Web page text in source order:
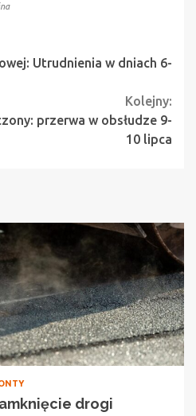
Utrudnienia w dniach 6-
Kolejny:
przerwa w obsłudze 9-
10 lipca
drogi